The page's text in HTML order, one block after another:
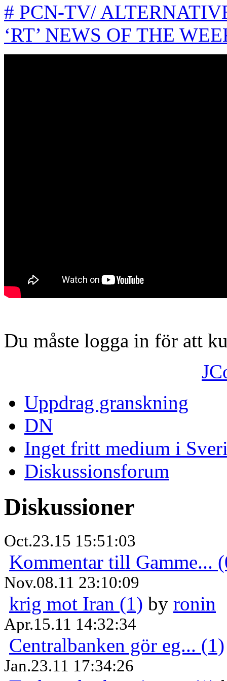
# PCN-TV/
‘RT’ NEWS OF THE
Du måste logga in för att
Uppdrag granskning
DN
Inget fritt medium i
Diskussionsforum
Diskussioner
Oct.23.15 15:51:03
Kommentar till Gamme...
Nov.08.11 23:10:09
krig mot Iran (1) by ronin
Apr.15.11 14:32:34
Centralbanken gör eg... (1)
Jan.23.11 17:34:26